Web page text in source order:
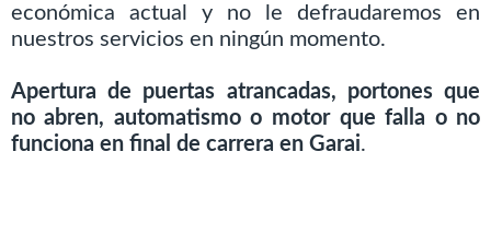
económica actual y no le defraudaremos en
nuestros servicios en ningún momento.
Apertura de puertas atrancadas, portones que
no abren, automatismo o motor que falla o no
funciona en final de carrera en Garai.